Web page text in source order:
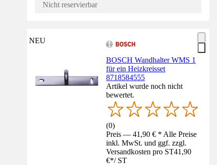
Nicht reservierbar
NEU
BOSCH Wandhalter WMS 1
für ein Heizkreisset
8718584555
Artikel wurde noch nicht
bewertet.
(0)
Preis — 41,90 € * Alle Preise
inkl. MwSt. und ggf. zzgl.
Versandkosten pro ST41,90
€*/ ST